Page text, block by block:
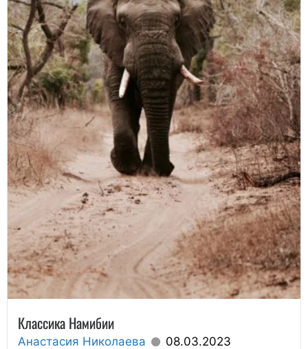
Классика Намибии
Анастасия Николаева 08.03.2023